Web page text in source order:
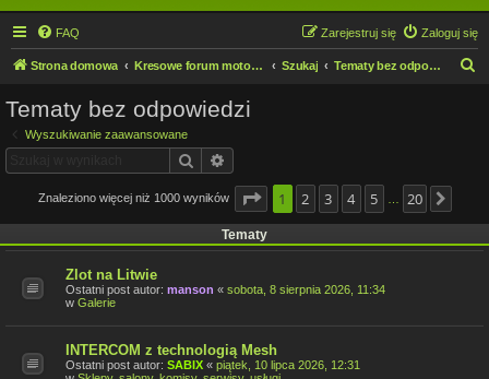
FAQ Zaloguj się
Zarejestruj się
Strona domowa Kresowe forum motocyklowe Szukaj Tematy bez odpowiedzi
Tematy bez odpowiedzi
Wyszukiwanie zaawansowane
Szukaj
Znaleziono więcej niż 1000 wyników Strona1 z20
1 2 3 4 5 20
Tematy
Zlot na Litwie
Ostatni post autor: manson « sobota, 8 sierpnia 2026, 11:34
w Galerie
INTERCOM z technologią Mesh
Ostatni post autor: SABIX « piątek, 10 lipca 2026, 12:31